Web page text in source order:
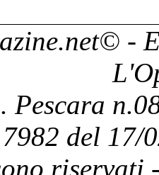
© -
Pescara
del 17/
riservati